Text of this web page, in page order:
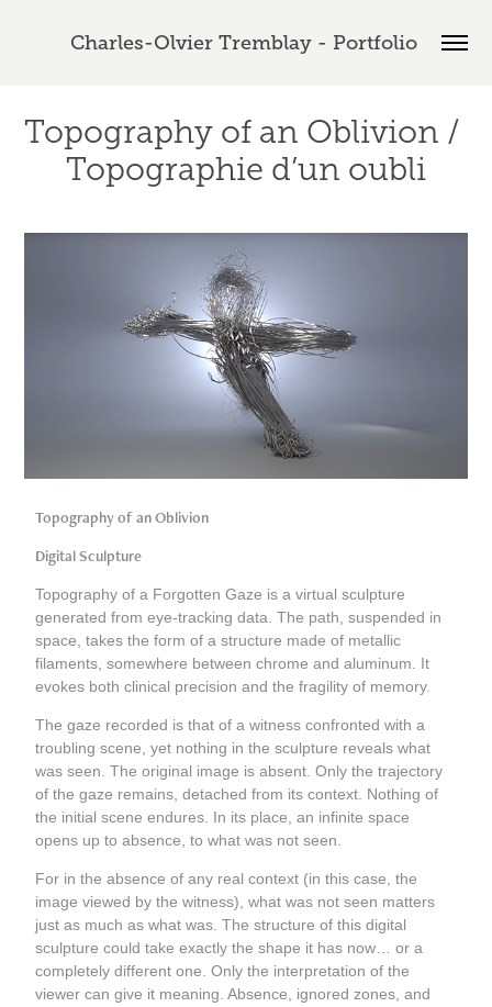
Charles-Olvier Tremblay - Portfolio
Topography of an Oblivion /
Topographie d’un oubli
Topography of an Oblivion
Digital Sculpture
Topography of a Forgotten Gaze is a virtual sculpture
generated from eye-tracking data. The path, suspended in
space, takes the form of a structure made of metallic
filaments, somewhere between chrome and aluminum. It
evokes both clinical precision and the fragility of memory.
The gaze recorded is that of a witness confronted with a
troubling scene, yet nothing in the sculpture reveals what
was seen. The original image is absent. Only the trajectory
of the gaze remains, detached from its context. Nothing of
the initial scene endures. In its place, an infinite space
opens up to absence, to what was not seen.
For in the absence of any real context (in this case, the
image viewed by the witness), what was not seen matters
just as much as what was. The structure of this digital
sculpture could take exactly the shape it has now… or a
completely different one. Only the interpretation of the
viewer can give it meaning. Absence, ignored zones, and